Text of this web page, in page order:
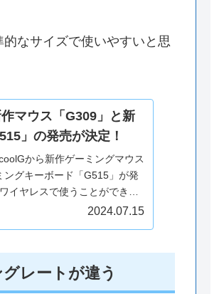
なサイズで使いやすいと思
マウス「G309」と新
」の発売が決定！
から新作ゲーミングマウス
ングキーボード「G515」が発
イヤレスで使うことができ、
やすいデバイスだと思いま
2024.07.15
レートが違う